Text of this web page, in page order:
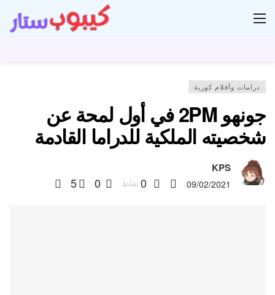
درامات وأفلام كورية
جونهو 2PM في أول لمحة عن
شخصيته الملكية للدراما القادمة
KPS
09/02/2021
0 نقاط 0
5